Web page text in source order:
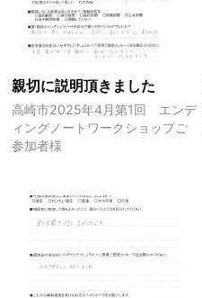
親切に説明頂きました
高崎市2025年4月第1回 エンデ
ィングノートワークショップご
参加者様